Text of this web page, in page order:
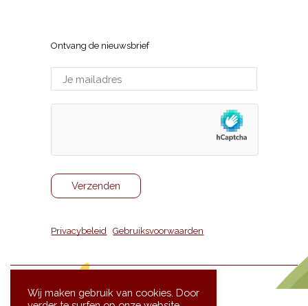
Ontvang de nieuwsbrief
Privacybeleid |Gebruiksvoorwaarden
Wij maken gebruik van cookies. Door